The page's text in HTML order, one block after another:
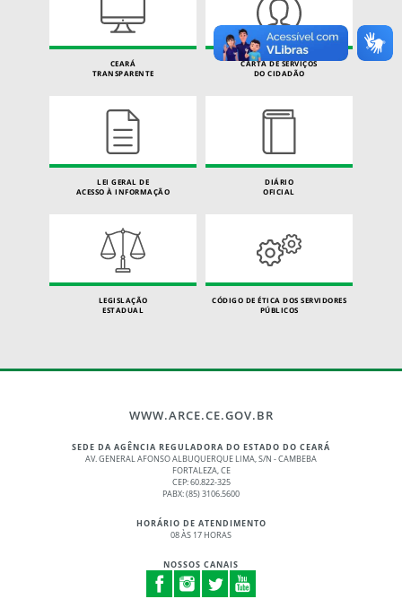
CEARÁ
TRANSPARENTE
CARTA DE SERVIÇOS
DO CIDADÃO
LEI GERAL DE
ACESSO À INFORMAÇÃO
DIÁRIO
OFICIAL
LEGISLAÇÃO
ESTADUAL
CÓDIGO DE ÉTICA DOS SERVIDORES
PÚBLICOS
WWW.ARCE.CE.GOV.BR
SEDE DA AGÊNCIA REGULADORA DO ESTADO DO CEARÁ
AV. GENERAL AFONSO ALBUQUERQUE LIMA, S/N - CAMBEBA
FORTALEZA, CE
CEP: 60.822-325
PABX: (85) 3106.5600
HORÁRIO DE ATENDIMENTO
08 ÀS 17 HORAS
NOSSOS CANAIS